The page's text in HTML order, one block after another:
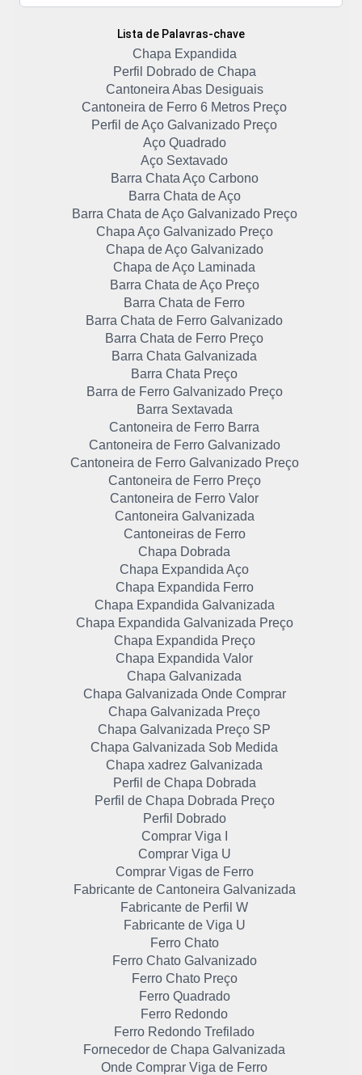
Lista de Palavras-chave
Chapa Expandida
Perfil Dobrado de Chapa
Cantoneira Abas Desiguais
Cantoneira de Ferro 6 Metros Preço
Perfil de Aço Galvanizado Preço
Aço Quadrado
Aço Sextavado
Barra Chata Aço Carbono
Barra Chata de Aço
Barra Chata de Aço Galvanizado Preço
Chapa Aço Galvanizado Preço
Chapa de Aço Galvanizado
Chapa de Aço Laminada
Barra Chata de Aço Preço
Barra Chata de Ferro
Barra Chata de Ferro Galvanizado
Barra Chata de Ferro Preço
Barra Chata Galvanizada
Barra Chata Preço
Barra de Ferro Galvanizado Preço
Barra Sextavada
Cantoneira de Ferro Barra
Cantoneira de Ferro Galvanizado
Cantoneira de Ferro Galvanizado Preço
Cantoneira de Ferro Preço
Cantoneira de Ferro Valor
Cantoneira Galvanizada
Cantoneiras de Ferro
Chapa Dobrada
Chapa Expandida Aço
Chapa Expandida Ferro
Chapa Expandida Galvanizada
Chapa Expandida Galvanizada Preço
Chapa Expandida Preço
Chapa Expandida Valor
Chapa Galvanizada
Chapa Galvanizada Onde Comprar
Chapa Galvanizada Preço
Chapa Galvanizada Preço SP
Chapa Galvanizada Sob Medida
Chapa xadrez Galvanizada
Perfil de Chapa Dobrada
Perfil de Chapa Dobrada Preço
Perfil Dobrado
Comprar Viga I
Comprar Viga U
Comprar Vigas de Ferro
Fabricante de Cantoneira Galvanizada
Fabricante de Perfil W
Fabricante de Viga U
Ferro Chato
Ferro Chato Galvanizado
Ferro Chato Preço
Ferro Quadrado
Ferro Redondo
Ferro Redondo Trefilado
Fornecedor de Chapa Galvanizada
Onde Comprar Viga de Ferro